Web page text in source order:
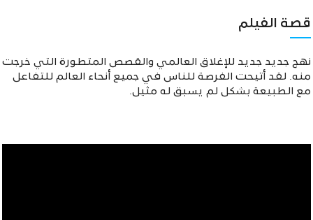
قصة الفيلم
نهج جديد جديد للإغلاق العالمي والقصص المتطورة التي خرجت
منه. لقد أتيحت الفرصة للناس في جميع أنحاء العالم للتفاعل
مع الطبيعة بشكل لم يسبق له مثيل.